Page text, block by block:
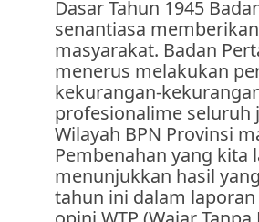
Dasar Tahun 1945
senantiasa
masyarakat. Badan
menerus melakukan
kekurangan-
profesionalime seluruh
Wilayah BPN Provinsi
Pembenahan yang
menunjukkan hasil
tahun ini dalam